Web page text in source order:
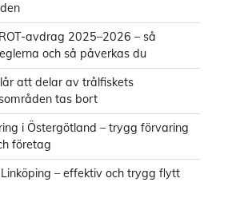
avdrag 2025–2026 – så
och så påverkas du
att delar av trålfiskets
tas bort
i Östergötland – trygg förvaring
företag
– effektiv och trygg flytt